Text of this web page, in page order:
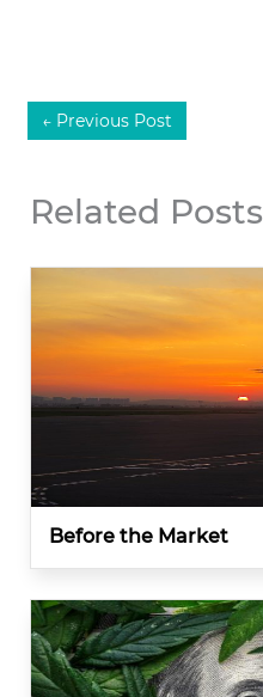
← Previous Post
Related Posts
Before the Market